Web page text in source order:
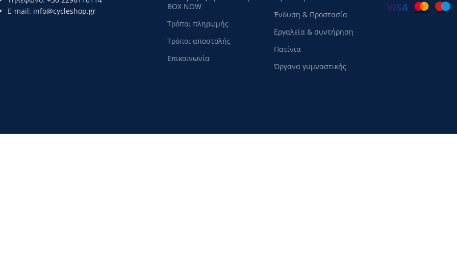
E-mail: info@cycleshop.gr
BOX NOW
Τρόποι πληρωμής
Τρόποι αποστολής
Επικοινωνία
Ένδυση & Προστασία
Εργαλεία & συντήρηση
Πατίνια
Όργανα γυμναστικής